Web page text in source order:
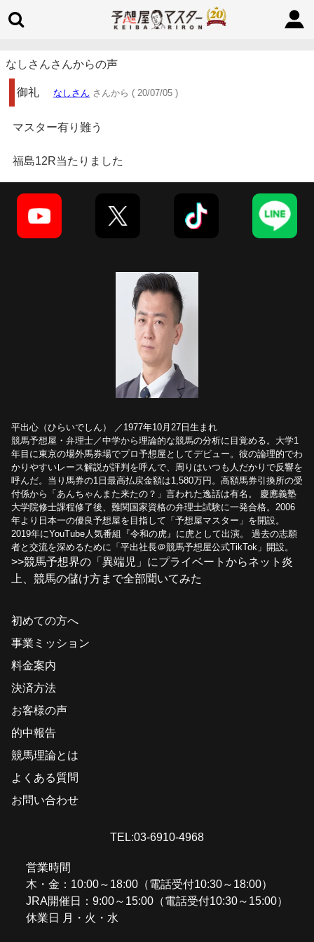
なしさんさんからの声
御礼 なしさん さんから ( 20/07/05 )
マスター有り難う
福島12R当たりました
平出心（ひらいでしん） ／1977年10月27日生まれ
競馬予想屋・弁理士／中学から理論的な競馬の分析に目覚める。大学1
年目に東京の場外馬券場でプロ予想屋としてデビュー。彼の論理的でわ
かりやすいレース解説が評判を呼んで、周りはいつも人だかりで反響を
呼んだ。当り馬券の1日最高払戻金額は1,580万円。高額馬券引換所の受
付係から「あんちゃんまた来たの？」言われた逸話は有名。 慶應義塾
大学院修士課程修了後、難関国家資格の弁理士試験に一発合格。2006
年より日本一の優良予想屋を目指して「予想屋マスター」を開設。
2019年にYouTube人気番組『令和の虎』に虎として出演。 過去の志願
者と交流を深めるために「平出社長＠競馬予想屋公式TikTok」開設。
>>競馬予想界の「異端児」にプライベートからネット炎
上、競馬の儲け方まで全部聞いてみた
初めての方へ
事業ミッション
料金案内
決済方法
お客様の声
的中報告
競馬理論とは
よくある質問
お問い合わせ
TEL:03-6910-4968
営業時間
木・金：10:00～18:00（電話受付10:30～18:00）
JRA開催日：9:00～15:00（電話受付10:30～15:00）
休業日 月・火・水